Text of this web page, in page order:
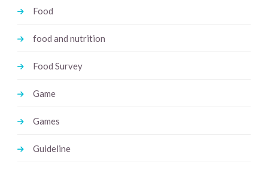
Food
food and nutrition
Food Survey
Game
Games
Guideline